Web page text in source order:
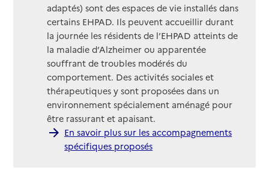
adaptés) sont des espaces de vie installés dans
certains EHPAD. Ils peuvent accueillir durant
la journée les résidents de l’EHPAD atteints de
la maladie d’Alzheimer ou apparentée
souffrant de troubles modérés du
comportement. Des activités sociales et
thérapeutiques y sont proposées dans un
environnement spécialement aménagé pour
être rassurant et apaisant.
En savoir plus sur les accompagnements
spécifiques proposés